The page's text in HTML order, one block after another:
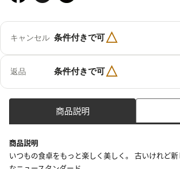
キャンセル 条件付きで可△
返品 条件付きで可△
商品説明
商品説明
いつもの食卓をもっと楽しく美しく。 古いけれど